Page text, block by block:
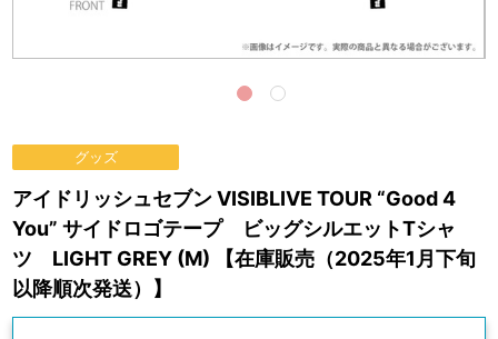
グッズ
アイドリッシュセブン VISIBLIVE TOUR “Good 4
You” サイドロゴテープ ビッグシルエットTシャ
ツ LIGHT GREY (M) 【在庫販売（2025年1月下旬
以降順次発送）】